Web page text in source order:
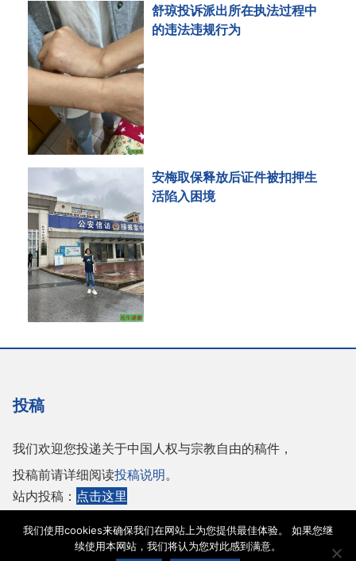
舒琼投诉派出所在执法过程中
的违法违规行为
安梅取保释放后证件被扣押生
活陷入困境
投稿
我们欢迎您投递关于中国人权与宗教自由的稿件，
投稿前请详细阅读投稿说明。
站内投稿： 点击这里
我们使用cookies来确保我们在网站上为您提供最佳体验。 如果您继
续使用本网站，我们将认为您对此感到满意。